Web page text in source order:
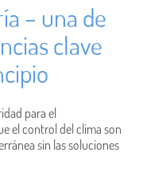
– una de
clave
para el
el control del clima son
sin las soluciones